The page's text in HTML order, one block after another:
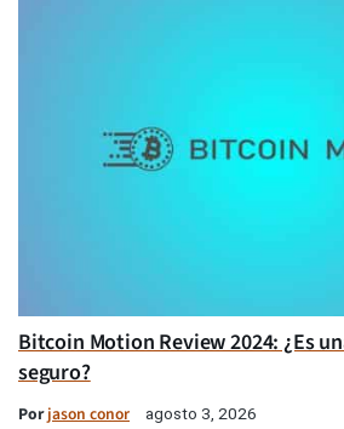
Bitcoin Motion Review 2024: ¿Es
seguro?
Porjason conor agosto 3, 2026